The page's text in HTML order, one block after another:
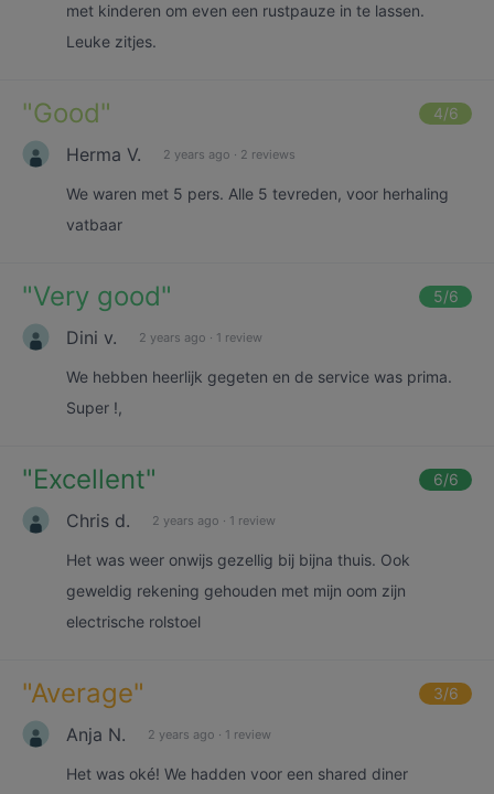
met kinderen om even een rustpauze in te lassen.
Leuke zitjes.
"Good" 4/6
Herma V. 2 years ago · 2 reviews
We waren met 5 pers. Alle 5 tevreden, voor herhaling
vatbaar
"Very good" 5/6
Dini v. 2 years ago · 1 review
We hebben heerlijk gegeten en de service was prima.
Super !,
"Excellent" 6/6
Chris d. 2 years ago · 1 review
Het was weer onwijs gezellig bij bijna thuis. Ook
geweldig rekening gehouden met mijn oom zijn
electrische rolstoel
"Average" 3/6
Anja N. 2 years ago · 1 review
Het was oké! We hadden voor een shared diner